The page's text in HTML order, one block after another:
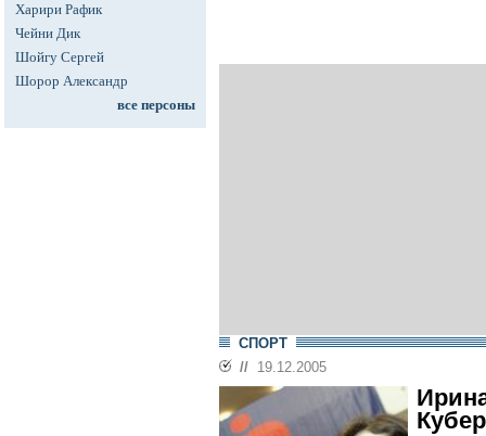
Харири Рафик
Чейни Дик
Шойгу Сергей
Шорор Александр
все персоны
СПОРТ
// 19.12.2005